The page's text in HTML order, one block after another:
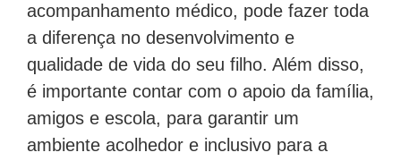
acompanhamento médico, pode fazer toda
a diferença no desenvolvimento e
qualidade de vida do seu filho. Além disso,
é importante contar com o apoio da família,
amigos e escola, para garantir um
ambiente acolhedor e inclusivo para a